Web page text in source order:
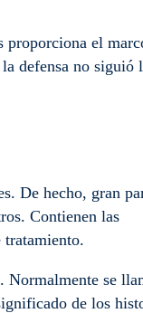
proporciona el
defensa no siguió
De hecho, gran
Contienen las
tratamiento.
Normalmente se
de los